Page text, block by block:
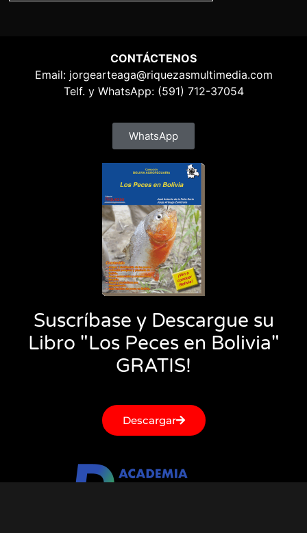
CONTÁCTENOS
Email: jorgearteaga@riquezasmultimedia.com
Telf. y WhatsApp: (591) 712-37054
WhatsApp
Suscríbase y Descargue su
Libro "Los Peces en Bolivia"
GRATIS!
Descargar